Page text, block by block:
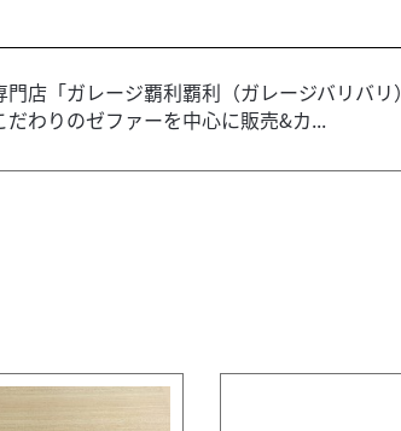
店「ガレージ覇利覇利（ガレージバリバリ
わりのゼファーを中心に販売&カ...